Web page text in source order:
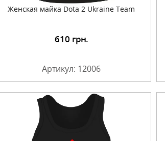
Женская майка Dota 2 Ukraine Team
610 грн.
Артикул: 12006
Подробнее